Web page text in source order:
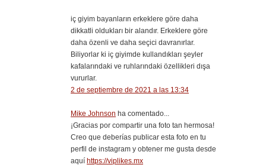
iç giyim bayanların erkeklere göre daha
dikkatli oldukları bir alandır. Erkeklere göre
daha özenli ve daha seçici davranırlar.
Biliyorlar ki iç giyimde kullandıkları şeyler
kafalarındaki ve ruhlarındaki özellikleri dışa
vururlar.
2 de septiembre de 2021 a las 13:34
Mike Johnson ha comentado...
¡Gracias por compartir una foto tan hermosa!
Creo que deberías publicar esta foto en tu
perfil de instagram y obtener me gusta desde
aquí https://viplikes.mx